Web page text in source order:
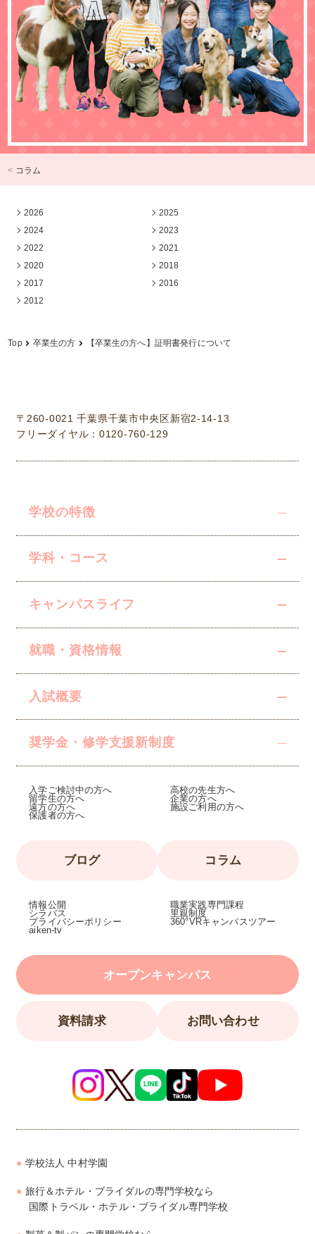
< コラム
2026
2025
2024
2023
2022
2021
2020
2018
2017
2016
2012
Top 卒業生の方 【卒業生の方へ】証明書発行について
学校の特徴
学科・コース
キャンパスライフ
就職・資格情報
入試概要
奨学金・修学支援新制度
ブログ コラム
入学ご検討中の方へ
留学生の方へ
遠方の方へ
保護者の方へ
高校の先生方へ
企業の方へ
施設ご利用の方へ
職業実践専門課程
情報公開
シラバス
プライバシーポリシー
360°VRキャンパスツアー
里親制度
aiken-tv
オープンキャンパス
資料請求 お問い合わせ
学校法人 中村学園
旅行＆ホテル・ブライダルの専門学校なら
国際トラベル・ホテル・ブライダル専門学校
〒260-0021 千葉県千葉市中央区新宿2-14-13
フリーダイヤル：0120-760-129